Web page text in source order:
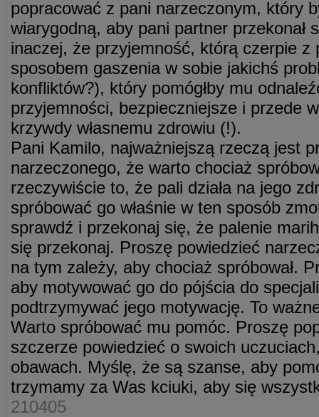
popracować z pani narzeczonym, który
wiarygodną, aby pani partner przekonał
inaczej, że przyjemność, którą czerpie z
sposobem gaszenia w sobie jakichś
konfliktów?), który pomógłby mu
przyjemności, bezpieczniejsze i przede
krzywdy własnemu zdrowiu (!).
Pani Kamilo, najważniejszą rzeczą jest
narzeczonego, że warto chociaż
rzeczywiście to, że pali działa na jego
spróbować go właśnie w ten sposób
sprawdź i przekonaj się, że palenie
się przekonaj. Proszę powiedzieć
na tym zależy, aby chociaż spróbował.
aby motywować go do pójścia do
podtrzymywać jego motywację. To
Warto spróbować mu pomóc. Proszę
szczerze powiedzieć o swoich
obawach. Myślę, że są szanse, aby
trzymamy za Was kciuki, aby się
210405